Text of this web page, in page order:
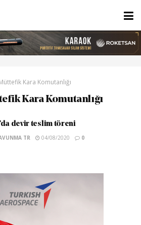
Kara Komutanlığı
Kara Komutanlığı
devir teslim töreni
TR 04/08/2020 0